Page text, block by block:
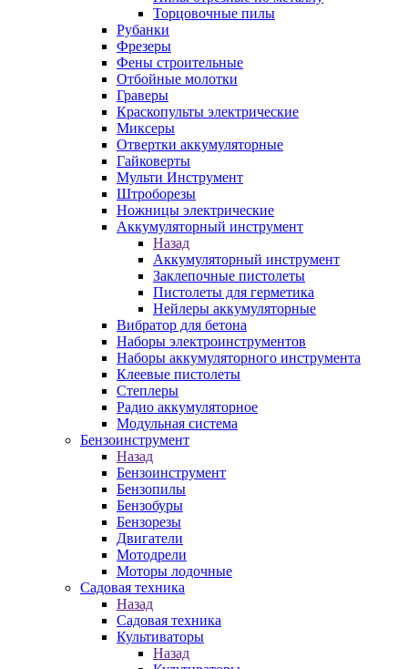
Торцовочные пилы
Рубанки
Фрезеры
Фены строительные
Отбойные молотки
Граверы
Краскопульты электрические
Миксеры
Отвертки аккумуляторные
Гайковерты
Мульти Инструмент
Штроборезы
Ножницы электрические
Аккумуляторный инструмент
Назад
Аккумуляторный инструмент
Заклепочные пистолеты
Пистолеты для герметика
Нейлеры аккумуляторные
Вибратор для бетона
Наборы электроинструментов
Наборы аккумуляторного инструмента
Клеевые пистолеты
Степлеры
Радио аккумуляторное
Модульная система
Бензоинструмент
Назад
Бензоинструмент
Бензопилы
Бензобуры
Бензорезы
Двигатели
Мотодрели
Моторы лодочные
Садовая техника
Назад
Садовая техника
Культиваторы
Назад